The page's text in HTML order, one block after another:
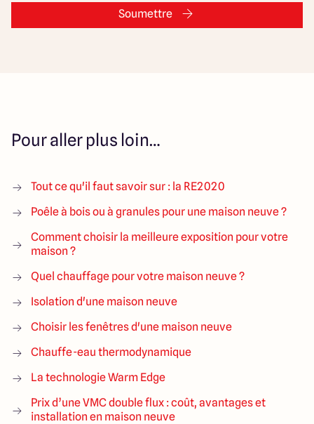
Soumettre
Pour aller plus loin…
Tout ce qu'il faut savoir sur : la RE2020
Poêle à bois ou à granules pour une maison neuve ?
Comment choisir la meilleure exposition pour votre
maison ?
Quel chauffage pour votre maison neuve ?
Isolation d'une maison neuve
Choisir les fenêtres d'une maison neuve
Chauffe-eau thermodynamique
La technologie Warm Edge
Prix d’une VMC double flux : coût, avantages et
installation en maison neuve